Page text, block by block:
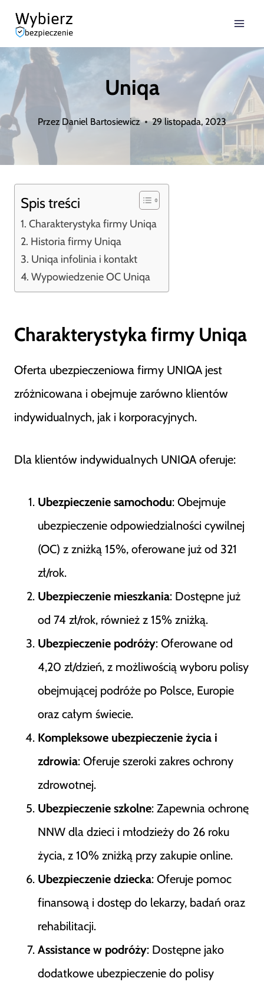
Przejdź
treści
Uniqa
Przez Daniel Bartosiewicz 29 listopada, 2023
Spis treści
Charakterystyka firmy Uniqa
Historia firmy Uniqa
Uniqa infolinia i kontakt
Wypowiedzenie OC Uniqa
Charakterystyka firmy Uniqa
Oferta ubezpieczeniowa firmy UNIQA jest
zróżnicowana i obejmuje zarówno klientów
indywidualnych, jak i korporacyjnych.
Dla klientów indywidualnych UNIQA oferuje:
Ubezpieczenie samochodu: Obejmuje
ubezpieczenie odpowiedzialności cywilnej
(OC) z zniżką 15%, oferowane już od 321
zł/rok​​.
Ubezpieczenie mieszkania: Dostępne już
od 74 zł/rok, również z 15% zniżką​​.
Ubezpieczenie podróży: Oferowane od
4,20 zł/dzień, z możliwością wyboru polisy
obejmującej podróże po Polsce, Europie
oraz całym świecie​​.
Kompleksowe ubezpieczenie życia i
zdrowia: Oferuje szeroki zakres ochrony
zdrowotnej​​.
Ubezpieczenie szkolne: Zapewnia ochronę
NNW dla dzieci i młodzieży do 26 roku
życia, z 10% zniżką przy zakupie online​​.
Ubezpieczenie dziecka: Oferuje pomoc
finansową i dostęp do lekarzy, badań oraz
rehabilitacji​​.
Assistance w podróży: Dostępne jako
dodatkowe ubezpieczenie do polisy